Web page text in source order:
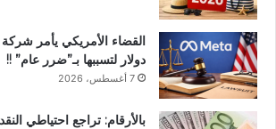
القضاء الأمريكي يأمر شركة
دولار لتسببها بـ”ضرر عام” !!
7 أغسطس، 2026
بالأرقام: تراجع احتياطي